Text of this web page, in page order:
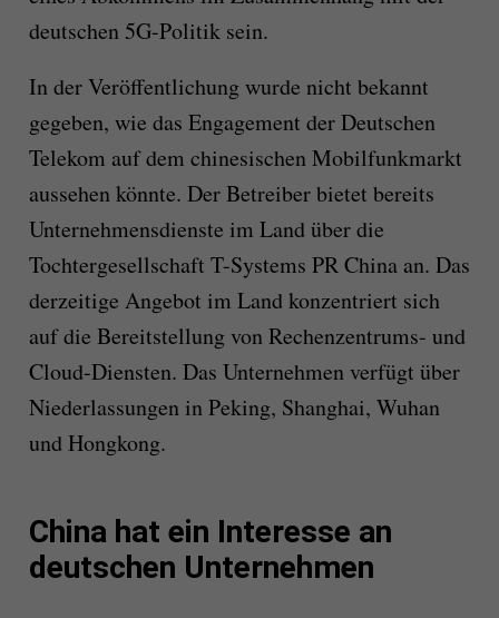
deutschen 5G-Politik sein.
In der Veröffentlichung wurde nicht bekannt
gegeben, wie das Engagement der Deutschen
Telekom auf dem chinesischen Mobilfunkmarkt
aussehen könnte. Der Betreiber bietet bereits
Unternehmensdienste im Land über die
Tochtergesellschaft T-Systems PR China an. Das
derzeitige Angebot im Land konzentriert sich
auf die Bereitstellung von Rechenzentrums- und
Cloud-Diensten. Das Unternehmen verfügt über
Niederlassungen in Peking, Shanghai, Wuhan
und Hongkong.
China hat ein Interesse an
deutschen Unternehmen